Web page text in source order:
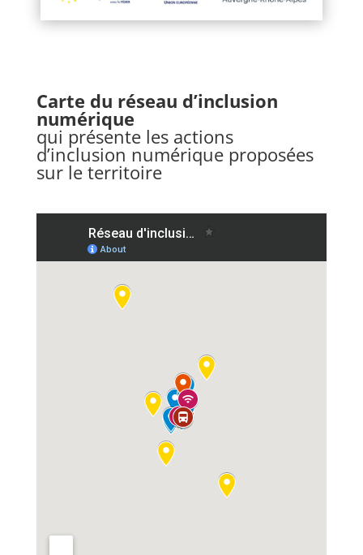
Carte du réseau d’inclusion
numérique
qui présente les actions
d’inclusion numérique proposées
sur le territoire